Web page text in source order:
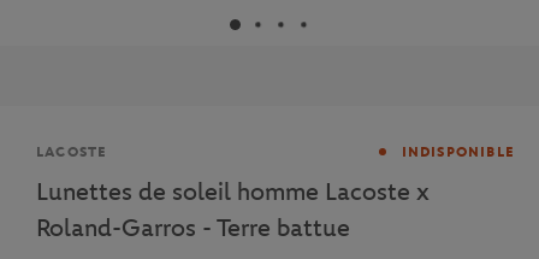
Marque
LACOSTE INDISPONIBLE
Lunettes de soleil homme Lacoste x
Roland-Garros - Terre battue